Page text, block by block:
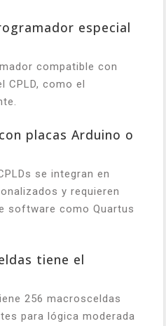
especial
compatible con
CPLD, como el
placas Arduino o
se integran en
y requieren
software como Quartus
tiene el
256 macrosceldas
para lógica moderada